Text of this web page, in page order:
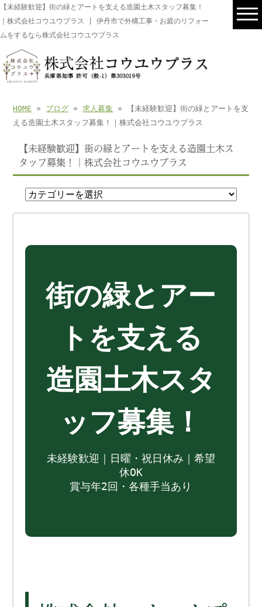
【未経験歓迎】街の緑とアートを支える造園土木スタッフ募集！
｜株式会社コウユウプラス | 伊丹市で外構工事・お庭のリフォー
ムをするなら株式会社コウユウプラス
HOME » ブログ »求人募集 » 【未経験歓迎】街の緑とアートを支
える造園土木スタッフ募集！｜株式会社コウユウプラス
【未経験歓迎】街の緑とアートを支える造園土木ス
タッフ募集！｜株式会社コウユウプラス
街の緑とアー
トを支える
造園土木スタ
ッフ募集！
未経験歓迎｜日曜・祝日休み｜希望
休OK
賞与年2回・各種手当あり